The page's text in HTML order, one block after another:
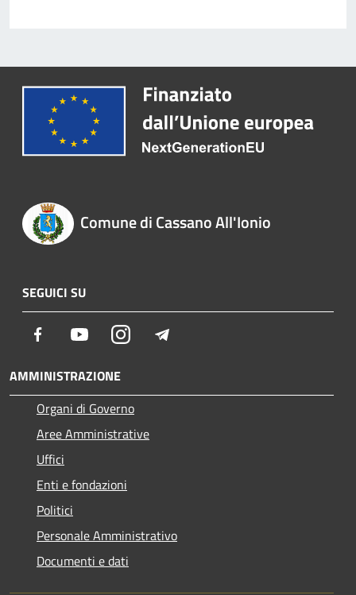
Comune di Cassano All'Ionio
SEGUICI SU
Facebook YoutubeInstagram
AMMINISTRAZIONE
Organi di Governo
Aree Amministrative
Uffici
Enti e fondazioni
Politici
Personale Amministrativo
Documenti e dati